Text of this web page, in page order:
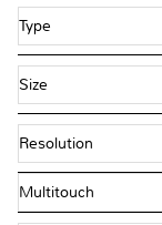
Type
Size
Resolution
Multitouch